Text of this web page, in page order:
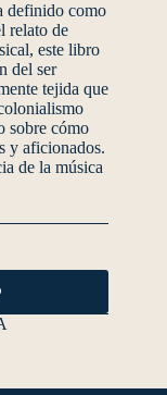
definido como
relato de
este libro
del ser
tejida que
sobre cómo
y aficionados.
de la música